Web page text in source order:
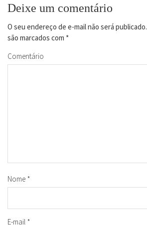
Deixe um comentário
O seu endereço de e-mail não será publicado.
são marcados com *
Comentário
Nome *
E-mail *